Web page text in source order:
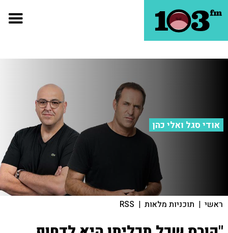
אודי סגל ואלי כהן
ראשי | תוכניות מלאות |
RSS